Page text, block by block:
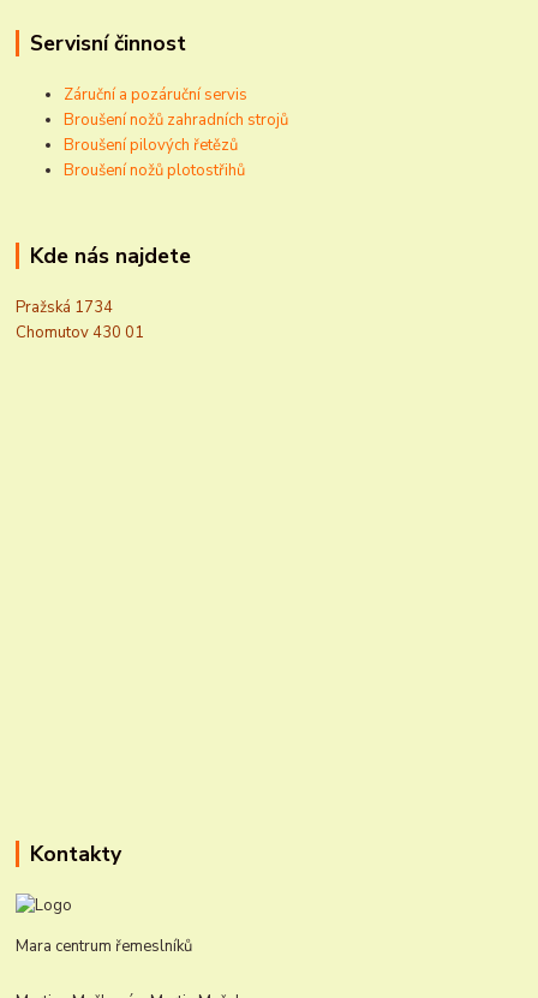
Servisní činnost
Záruční a pozáruční servis
Broušení nožů zahradních strojů
Broušení pilových řetězů
Broušení nožů plotostřihů
Kde nás najdete
Pražská 1734
Chomutov 430 01
Kontakty
Mara centrum řemeslníků